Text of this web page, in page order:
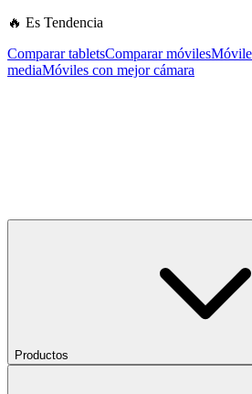
🔥 Es Tendencia
Comparar tabletsComparar móviles
mediaMóviles con mejor cámara
Productos